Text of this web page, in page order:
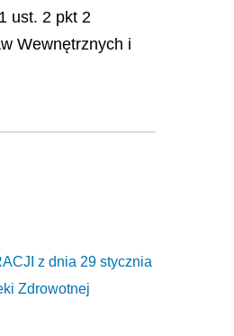
ust. 2 pkt 2
Wewnętrznych i
z dnia 29 stycznia
Zdrowotnej